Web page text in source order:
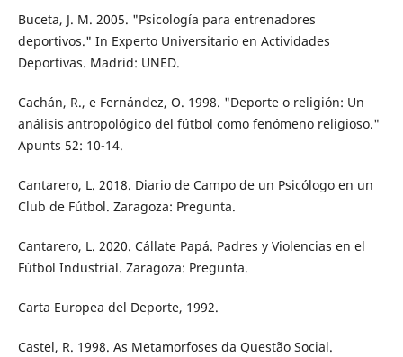
Buceta, J. M. 2005. "Psicología para entrenadores
deportivos." In Experto Universitario en Actividades
Deportivas. Madrid: UNED.
Cachán, R., e Fernández, O. 1998. "Deporte o religión: Un
análisis antropológico del fútbol como fenómeno religioso."
Apunts 52: 10-14.
Cantarero, L. 2018. Diario de Campo de un Psicólogo en un
Club de Fútbol. Zaragoza: Pregunta.
Cantarero, L. 2020. Cállate Papá. Padres y Violencias en el
Fútbol Industrial. Zaragoza: Pregunta.
Carta Europea del Deporte, 1992.
Castel, R. 1998. As Metamorfoses da Questão Social.